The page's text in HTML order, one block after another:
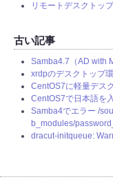
リモートデスクトップ
古い記事
Samba4.7（AD with
xrdpのデスクトップ
CentOS7に軽量デス
CentOS7で日本語を
Samba4でエラー /
b_modules/
dracut-initqueue: